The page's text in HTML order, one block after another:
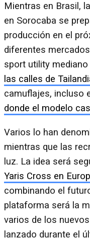
Mientras en Brasil,
en Sorocaba se
producción en el
diferentes
sport utility
las calles de
camuflajes, incluso
donde el modelo
Varios lo han
mientras que las
luz. La idea será
Yaris Cross en
combinando el
plataforma será la
varios de los
lanzado durante el